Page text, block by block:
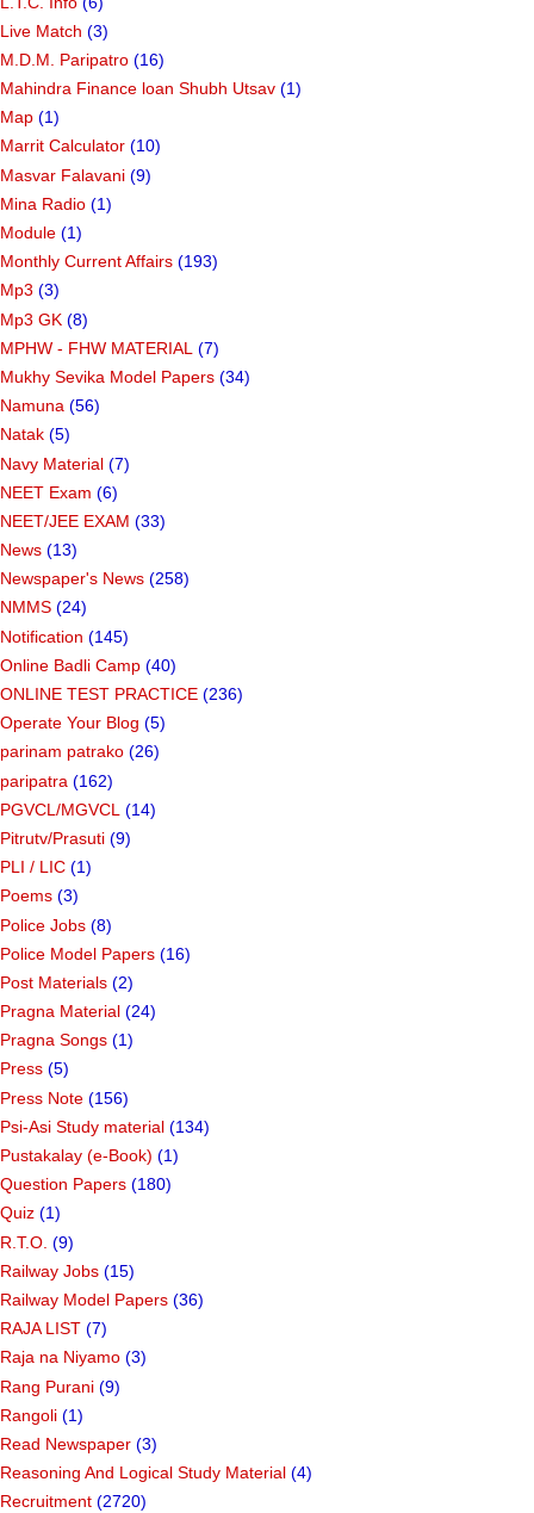
Live Match (3)
M.D.M. Paripatro (16)
Mahindra Finance loan Shubh Utsav (1)
Map (1)
Marrit Calculator (10)
Masvar Falavani (9)
Mina Radio (1)
Module (1)
Monthly Current Affairs (193)
Mp3 (3)
Mp3 GK (8)
MPHW - FHW MATERIAL (7)
Mukhy Sevika Model Papers (34)
Namuna (56)
Natak (5)
Navy Material (7)
NEET Exam (6)
NEET/JEE EXAM (33)
News (13)
Newspaper's News (258)
NMMS (24)
Notification (145)
Online Badli Camp (40)
ONLINE TEST PRACTICE (236)
Operate Your Blog (5)
parinam patrako (26)
paripatra (162)
PGVCL/MGVCL (14)
Pitrutv/Prasuti (9)
PLI / LIC (1)
Poems (3)
Police Jobs (8)
Police Model Papers (16)
Post Materials (2)
Pragna Material (24)
Pragna Songs (1)
Press (5)
Press Note (156)
Psi-Asi Study material (134)
Pustakalay (e-Book) (1)
Question Papers (180)
Quiz (1)
R.T.O. (9)
Railway Jobs (15)
Railway Model Papers (36)
RAJA LIST (7)
Raja na Niyamo (3)
Rang Purani (9)
Rangoli (1)
Read Newspaper (3)
Reasoning And Logical Study Material (4)
Recruitment (2720)